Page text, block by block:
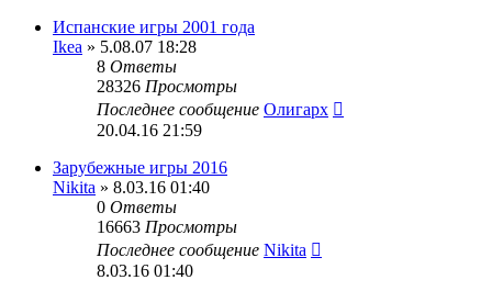
Испанские игры 2001 года
Ikea » 5.08.07 18:28
8 Ответы
28326 Просмотры
Последнее сообщение Олигарх
20.04.16 21:59
Зарубежные игры 2016
Nikita » 8.03.16 01:40
0 Ответы
16663 Просмотры
Последнее сообщение Nikita
8.03.16 01:40